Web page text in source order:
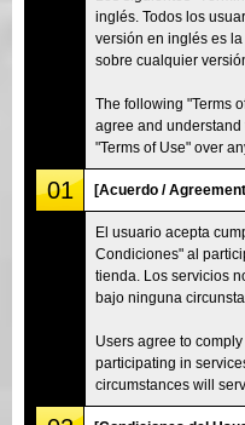
Tokyo Asakusa
inglés. Todos los
versión en inglés es
sobre cualquier
The following "Terms
agree and
"Terms of Use" over
01 [Acuerdo /
El usuario acepta
Condiciones" al
tienda. Los servicios
bajo ninguna
Users agree to
participating in
circumstances will